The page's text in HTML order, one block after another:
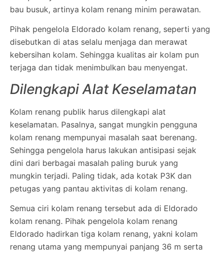
bau busuk, artinya kolam renang minim perawatan.
Pihak pengelola Eldorado kolam renang, seperti yang
disebutkan di atas selalu menjaga dan merawat
kebersihan kolam. Sehingga kualitas air kolam pun
terjaga dan tidak menimbulkan bau menyengat.
Dilengkapi Alat Keselamatan
Kolam renang publik harus dilengkapi alat
keselamatan. Pasalnya, sangat mungkin pengguna
kolam renang mempunyai masalah saat berenang.
Sehingga pengelola harus lakukan antisipasi sejak
dini dari berbagai masalah paling buruk yang
mungkin terjadi. Paling tidak, ada kotak P3K dan
petugas yang pantau aktivitas di kolam renang.
Semua ciri kolam renang tersebut ada di Eldorado
kolam renang. Pihak pengelola kolam renang
Eldorado hadirkan tiga kolam renang, yakni kolam
renang utama yang mempunyai panjang 36 m serta